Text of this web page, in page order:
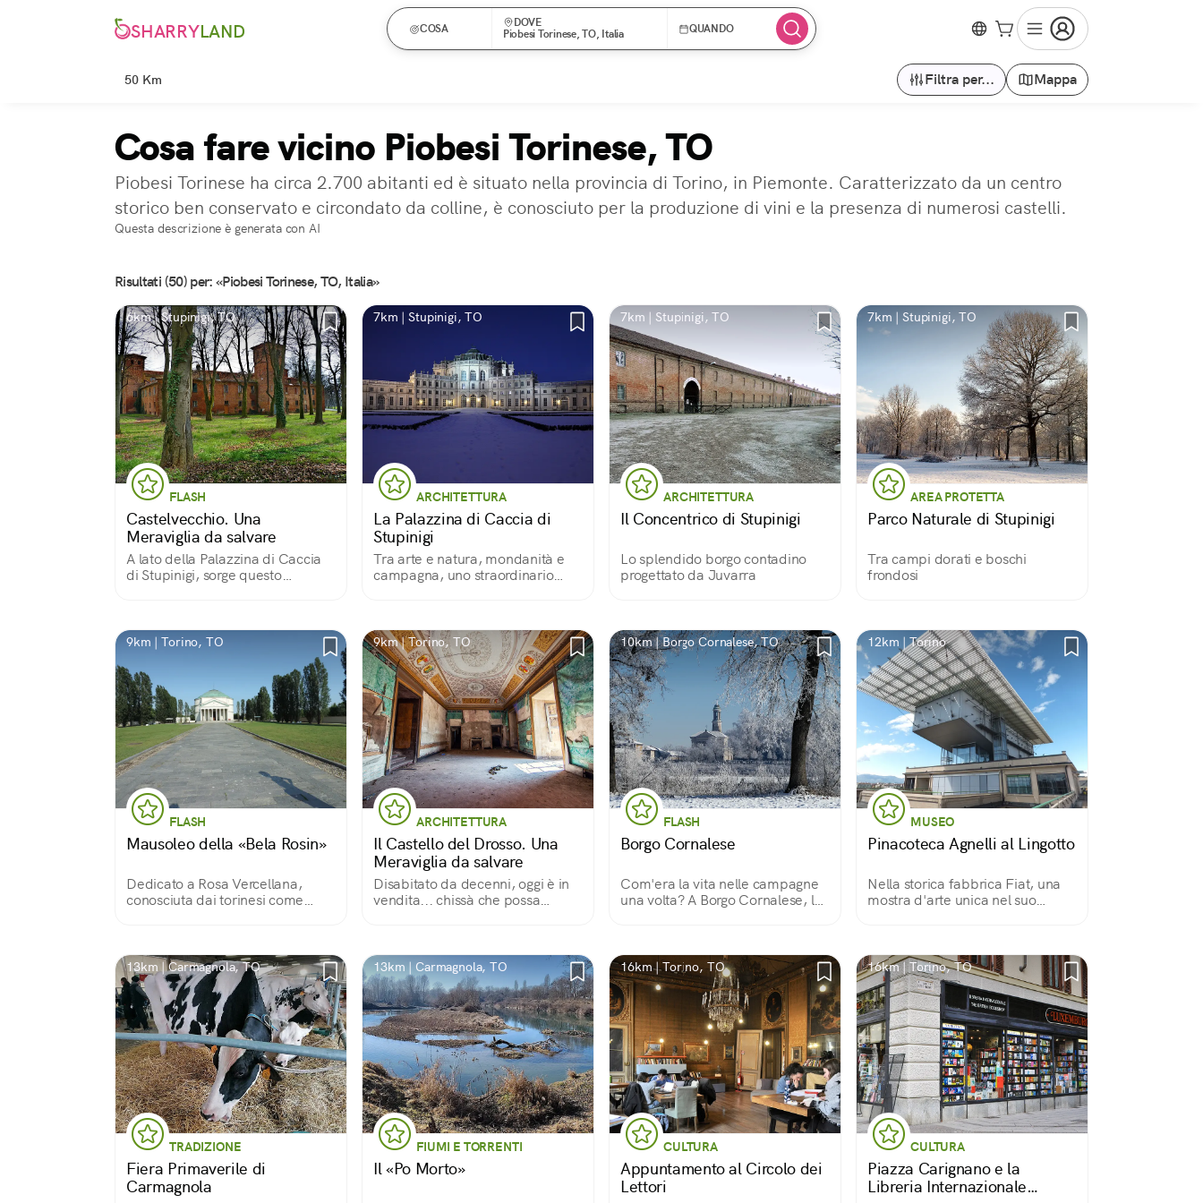
SHARRYLAND COSA
DOVE
Piobesi Torinese, TO, Italia
QUANDO
50 Km Filtra per... Mappa
Cosa fare vicino Piobesi Torinese, TO
Piobesi Torinese ha circa 2.700 abitanti ed è situato nella provincia di Torino, in Piemonte. Caratterizzato da un centro
storico ben conservato e circondato da colline, è conosciuto per la produzione di vini e la presenza di numerosi castelli.
Questa descrizione è generata con AI
Risultati (50) per: «Piobesi Torinese, TO, Italia»
6km | Stupinigi, TO
FLASH
Castelvecchio. Una
Meraviglia da salvare
A lato della Palazzina di Caccia
di Stupinigi, sorge questo
zona. Oggi in stato di
abbandono.
7km | Stupinigi, TO
ARCHITETTURA
La Palazzina di Caccia di
Stupinigi
Tra arte e natura, mondanità e
campagna, uno straordinario
7km | Stupinigi, TO
ARCHITETTURA
Il Concentrico di Stupinigi
Lo splendido borgo contadino
progettato da Juvarra
7km | Stupinigi, TO
AREA PROTETTA
Parco Naturale di Stupinigi
Tra campi dorati e boschi
frondosi
9km | Torino, TO
FLASH
Mausoleo della «Bela Rosin»
Dedicato a Rosa Vercellana,
conosciuta dai torinesi come
spoglie mortali. Oggi è spazio
espositivo.
9km | Torino, TO
ARCHITETTURA
Il Castello del Drosso. Una
Meraviglia da salvare
Disabitato da decenni, oggi è in
vendita... chissà che possa
10km | Borgo Cornalese, TO
FLASH
Borgo Cornalese
Com'era la vita nelle campagne
una volta? A Borgo Cornalese, la
mondo lontano dal Mondo.
12km | Torino
MUSEO
Pinacoteca Agnelli al Lingotto
Nella storica fabbrica Fiat, una
mostra d'arte unica nel suo
13km | Carmagnola, TO
TRADIZIONE
Fiera Primaverile di
Carmagnola
13km | Carmagnola, TO
FIUMI E TORRENTI
Il «Po Morto»
16km | Torino, TO
CULTURA
Appuntamento al Circolo dei
Lettori
16km | Torino, TO
CULTURA
Piazza Carignano e la
Libreria Internazionale